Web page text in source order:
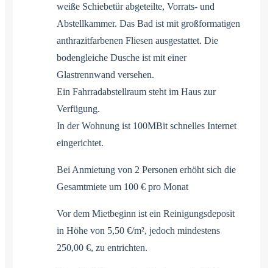
weiße Schiebetür abgeteilte, Vorrats- und
Abstellkammer. Das Bad ist mit großformatigen
anthrazitfarbenen Fliesen ausgestattet. Die
bodengleiche Dusche ist mit einer
Glastrennwand versehen.
Ein Fahrradabstellraum steht im Haus zur
Verfügung.
In der Wohnung ist 100MBit schnelles Internet
eingerichtet.
Bei Anmietung von 2 Personen erhöht sich die
Gesamtmiete um 100 € pro Monat
Vor dem Mietbeginn ist ein Reinigungsdeposit
in Höhe von 5,50 €/m², jedoch mindestens
250,00 €, zu entrichten.